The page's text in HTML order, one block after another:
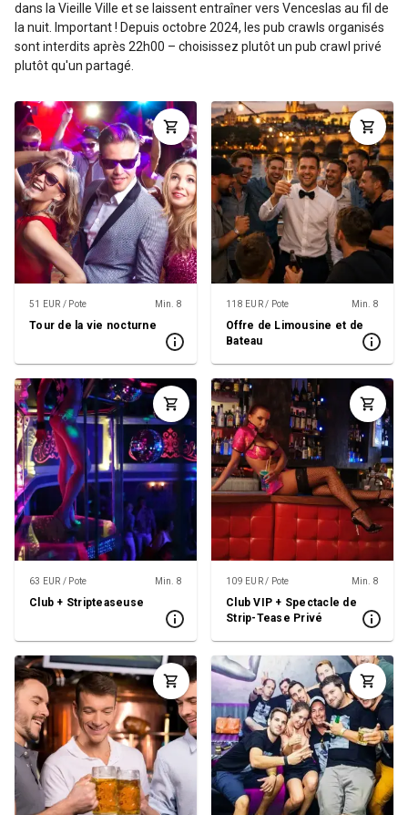
dans la Vieille Ville et se laissent entraîner vers Venceslas au fil de
la nuit. Important ! Depuis octobre 2024, les pub crawls organisés
sont interdits après 22h00 – choisissez plutôt un pub crawl privé
plutôt qu'un partagé.
51 EUR / Pote Min. 8
Tour de la vie nocturne
118 EUR / Pote Min. 8
Offre de Limousine et de
Bateau
63 EUR / Pote Min. 8
Club + Stripteaseuse
109 EUR / Pote Min. 8
Club VIP + Spectacle de
Strip-Tease Privé